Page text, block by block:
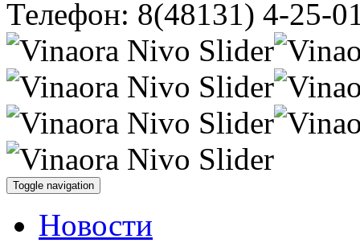
Телефон: 8(48131) 4-25-
Toggle navigation
Новости